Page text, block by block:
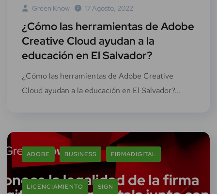
Green Know 17 Agosto, 2022
¿Cómo las herramientas de Adobe
Creative Cloud ayudan a la
educación en El Salvador?
¿Cómo las herramientas de Adobe Creative
Cloud ayudan a la educación en El Salvador?...
ADOBE BUSINESS FIRMADIGITAL
LICENCIAMIENTO SIGN